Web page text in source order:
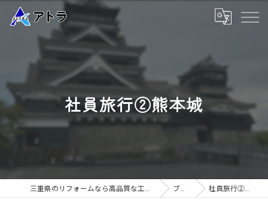
社員旅行②熊本城
三重県のリフォームなら高品質な工事のアトラ ブログ 社員旅行②熊本城